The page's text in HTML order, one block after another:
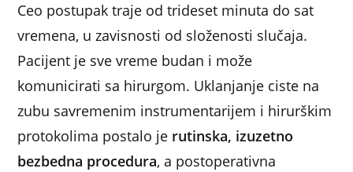
Ceo postupak traje od trideset minuta do sat
vremena, u zavisnosti od složenosti slučaja.
Pacijent je sve vreme budan i može
komunicirati sa hirurgom. Uklanjanje ciste na
zubu savremenim instrumentarijem i hirurškim
protokolima postalo je rutinska, izuzetno
bezbedna procedura, a postoperativna